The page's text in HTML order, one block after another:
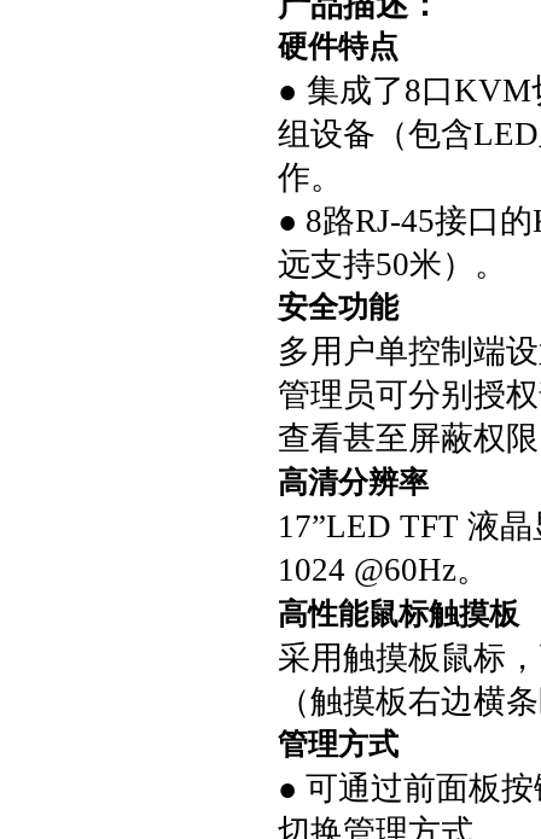
硬件特点
● 集成了8口KVM
组设备（包含LED
作。
● 8路RJ-45接口的
远支持50米）。
安全功能
多用户单控制端
管理员可分别授
查看甚至屏蔽权
高清分辨率
17”LED TFT 液晶
1024 @60Hz。
高性能鼠标触摸板
采用触摸板鼠标
（触摸板右边横
管理方式
● 可通过前面板
切换管理方式。